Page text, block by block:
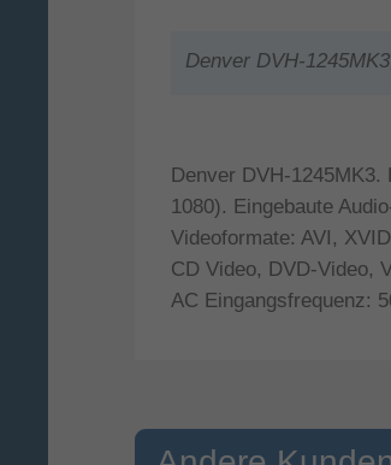
Denver DVH-
Denver DVH-
1080). Eingebaute
Videoformate: AVI,
CD Video, DVD-Video,
AC Eingangsfrequenz: